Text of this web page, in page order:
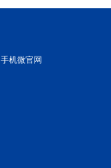
手机微官网